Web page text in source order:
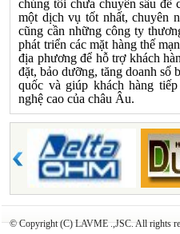
chúng tôi chưa chuyên sâu để
một dịch vụ tốt nhất, chuyên
cũng cần những công ty
phát triển các mặt hàng thế
địa phương để hỗ trợ khách
đặt, bảo dưỡng, tăng doanh số
quốc và giúp khách hàng
nghệ cao của châu Âu.
© Copyright (C) LAVME .,JSC. All rights